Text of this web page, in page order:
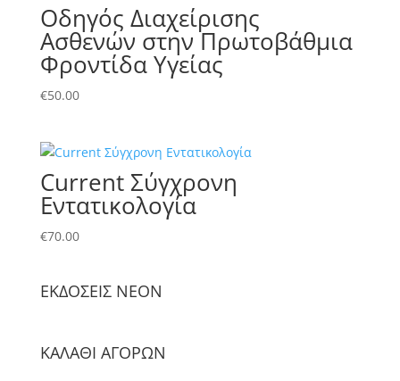
Οδηγός Διαχείρισης
Ασθενών στην Πρωτοβάθμια
Φροντίδα Υγείας
€50.00
Current Σύγχρονη
Εντατικολογία
€70.00
ΕΚΔΟΣΕΙΣ NΕΟΝ
ΚΑΛΑΘΙ ΑΓΟΡΩΝ